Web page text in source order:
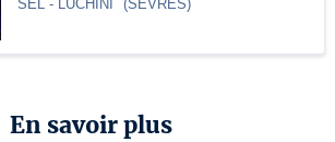
SEL - LUCHINI (SEVRES)
En savoir plus